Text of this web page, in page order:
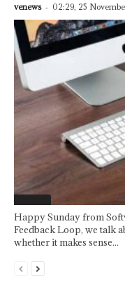
venews - 02:29, 25
Happy Sunday from
Feedback Loop, we talk
whether it makes sense...